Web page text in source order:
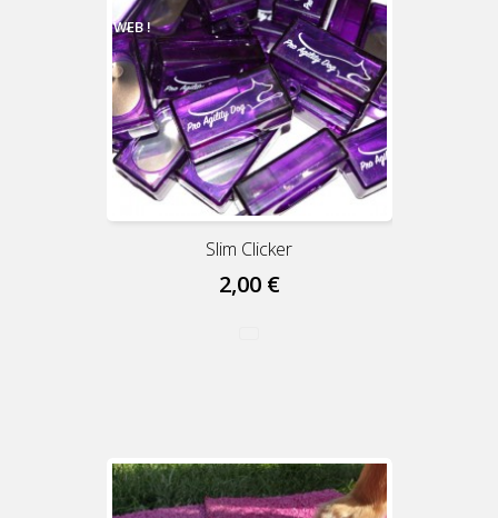
WEB !
Slim Clicker
2,00 €